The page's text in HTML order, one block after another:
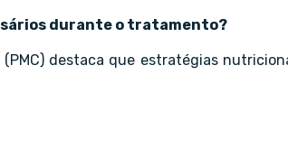
durante o tratamento?
destaca que estratégias